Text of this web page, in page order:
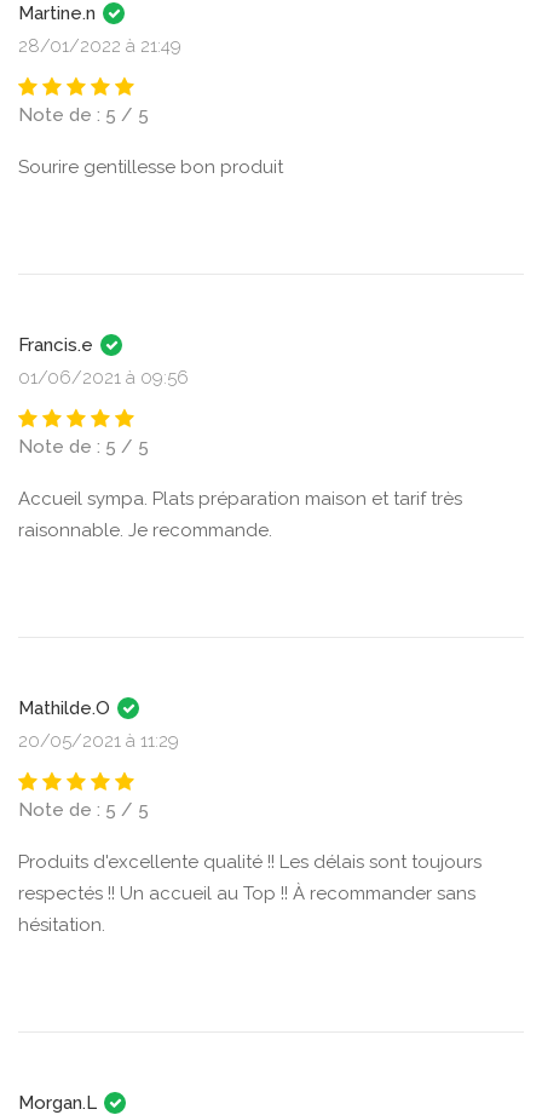
Martine.n
28/01/2022 à 21:49
Note de : 5 / 5
Sourire gentillesse bon produit
Francis.e
01/06/2021 à 09:56
Note de : 5 / 5
Accueil sympa. Plats préparation maison et tarif très
raisonnable. Je recommande.
Mathilde.O
20/05/2021 à 11:29
Note de : 5 / 5
Produits d'excellente qualité !! Les délais sont toujours
respectés !! Un accueil au Top !! À recommander sans
hésitation.
Morgan.L